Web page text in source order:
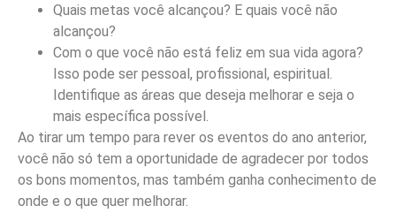
Quais metas você alcançou? E quais você não
alcançou?
Com o que você não está feliz em sua vida agora?
Isso pode ser pessoal, profissional, espiritual.
Identifique as áreas que deseja melhorar e seja o
mais específica possível.
Ao tirar um tempo para rever os eventos do ano anterior,
você não só tem a oportunidade de agradecer por todos
os bons momentos, mas também ganha conhecimento de
onde e o que quer melhorar.